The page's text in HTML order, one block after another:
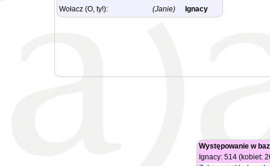
Wołacz (O, ty!):
(Janie) Ignacy
Występowanie w
Ignacy: 514 (kobiet: